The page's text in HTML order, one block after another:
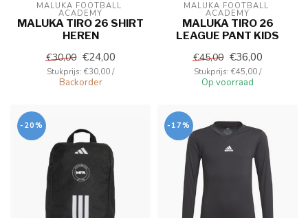
MALUKA FOOTBALL
ACADEMY
MALUKA TIRO 26 SHIRT
HEREN
€30,00 €24,00
Stukprijs: €30,00 /
Backorder
MALUKA FOOTBALL
ACADEMY
MALUKA TIRO 26
LEAGUE PANT KIDS
€45,00 €36,00
Stukprijs: €45,00 /
Op voorraad
-20% -17%